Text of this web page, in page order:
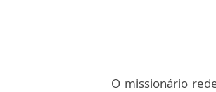
O missionário